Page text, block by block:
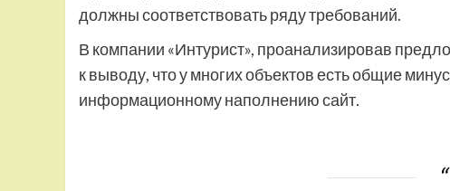
должны соответствовать ряду требований.
В компании «Интурист», проанализировав
к выводу, что у многих объектов есть общие
информационному наполнению сайт.